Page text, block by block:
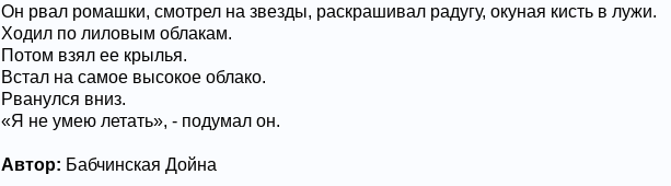
Он рвал ромашки, смотрел на звезды, раскрашивал радугу, окуная кисть в лужи.
Ходил по лиловым облакам.
Потом взял ее крылья.
Встал на самое высокое облако.
Рванулся вниз.
«Я не умею летать», - подумал он.
Автор: Бабчинская Дойна